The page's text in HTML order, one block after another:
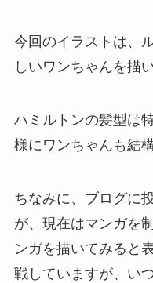
今回のイラストは、
しいワンちゃんを描
ハミルトンの髪型は
様にワンちゃんも結
ちなみに、ブログに
が、現在はマンガを
ンガを描いてみると
戦していますが、い